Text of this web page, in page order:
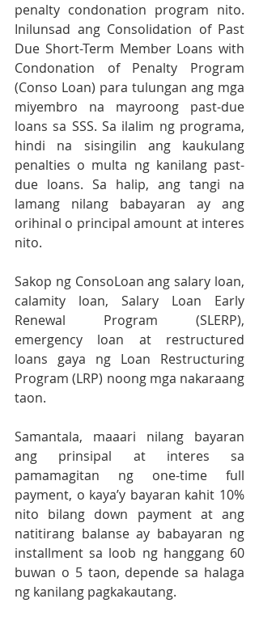
penalty condonation program nito.
Inilunsad ang Consolidation of Past
Due Short-Term Member Loans with
Condonation of Penalty Program
(Conso Loan) para tulungan ang mga
miyembro na mayroong past-due
loans sa SSS. Sa ilalim ng programa,
hindi na sisingilin ang kaukulang
penalties o multa ng kanilang past-
due loans. Sa halip, ang tangi na
lamang nilang babayaran ay ang
orihinal o principal amount at interes
nito.
Sakop ng ConsoLoan ang salary loan,
calamity loan, Salary Loan Early
Renewal Program (SLERP),
emergency loan at restructured
loans gaya ng Loan Restructuring
Program (LRP) noong mga nakaraang
taon.
Samantala, maaari nilang bayaran
ang prinsipal at interes sa
pamamagitan ng one-time full
payment, o kaya’y bayaran kahit 10%
nito bilang down payment at ang
natitirang balanse ay babayaran ng
installment sa loob ng hanggang 60
buwan o 5 taon, depende sa halaga
ng kanilang pagkakautang.